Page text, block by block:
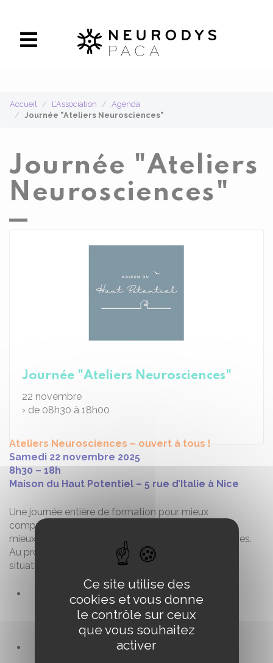
Accueil L’Association
Agenda
Journée "Ateliers Neurosciences"
Journée "Ateliers
Neurosciences"
Journée "Ateliers Neurosciences"
22 novembre
› de 08h30 à 18h00
Ateliers Neurosciences – ouvert à tous !
Samedi 22 novembre 2025
8h30 – 18h
Maison du Haut Potentiel – 5 rue d’Italie à Nice
Une journée entière de formation pour mieux
comprendre le fonctionnement du cerveau et ainsi
mieux accompagner l’enfant dans ses apprentissages.
Au programme (avec activités, tests et mises en
situation) :
Bases du fonctionnement cognitif : plasticité
cérébrale, perception & mémoire perceptive,
attention & mémoire de travail, motricité &
perception corporelle
Fonctions cognitives supérieures : langage,
Ce site utilise des
cookies et vous donne
le contrôle sur ceux
que vous souhaitez
activer